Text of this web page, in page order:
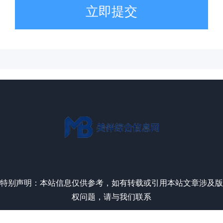
立即提交
特别声明：本站信息仅供参考，如有转载或引用本站文章涉及版
权问题，请与我们联系